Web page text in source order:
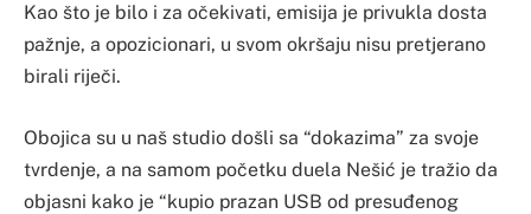
Kao što je bilo i za očekivati, emisija je privukla dosta
pažnje, a opozicionari, u svom okršaju nisu pretjerano
birali riječi.
Obojica su u naš studio došli sa “dokazima” za svoje
tvrdenje, a na samom početku duela Nešić je tražio da
objasni kako je “kupio prazan USB od presuđenog